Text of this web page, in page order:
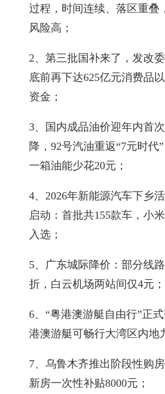
过程，时间连续、落区重叠
风险高；
2、第三批国补来了，发改
底前再下达625亿元消费品
资金；
3、国内成品油价迎年内首
降，92号汽油重返“7元时代
一箱油能少花20元；
4、2026年新能源汽车下乡
启动：首批共155款车，小
入选；
5、广东城际降价：部分线
折，白云机场两站间仅4元；
6、“粤港澳游艇自由行”正式
港澳游艇可畅行大湾区内地
7、乌鲁木齐推出阶段性购房
新房一次性补贴8000元；